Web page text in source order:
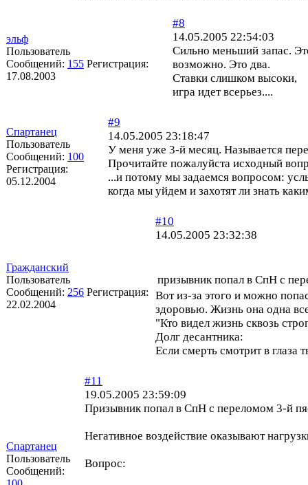
эльф
Пользователь
Сообщений: 155 Регистрация:
17.08.2003
#8
14.05.2005 22:54:03
Сильно меньший запас.
возможно. Это два.
Ставки слишком высоки,
игра идет всерьез....
Спартанец
Пользователь
Сообщений: 100
Регистрация:
05.12.2004
#9
14.05.2005 23:18:47
У меня уже 3-й месяц. Называется
Прочитайте пожалуйста исходный
...и потому мы задаемся вопросом:
когда мы уйдем и захотят ли знать
Гражданский
Пользователь
Сообщений: 256 Регистрация:
22.02.2004
#10
14.05.2005 23:32:38
призывник попал в СпН с
Вот из-за этого и можно
здоровью. Жизнь она одна
"Кто видел жизнь сквозь
Долг десантника:
Если смерть смотрит в глаза
Спартанец
Пользователь
Сообщений:
#11
19.05.2005 23:59:09
Призывник попал в СпН с переломом 3-й
Негативное воздействие оказывают
Вопрос: